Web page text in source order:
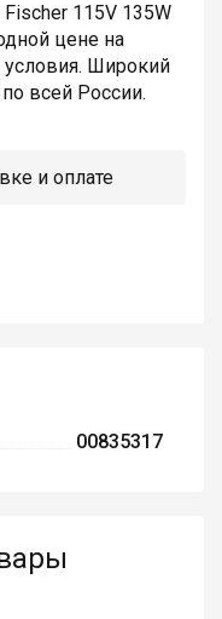
115V 135W
цене на
Широкий
всей России.
и оплате
00835317